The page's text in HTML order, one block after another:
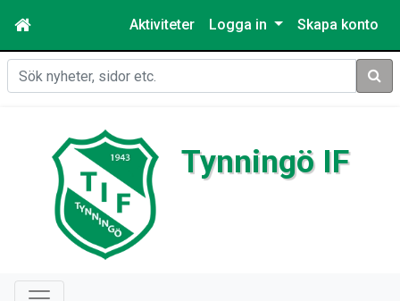
Aktiviteter Logga in Skapa konto
Sök
Tynningö IF